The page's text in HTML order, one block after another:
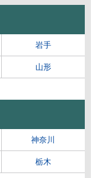
岩手
山形
神奈川
栃木